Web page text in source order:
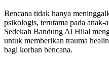
Bencana tidak hanya
psikologis, terutama pada anak-
Sedekah Bandung Al Hilal
untuk memberikan trauma
bagi korban bencana.